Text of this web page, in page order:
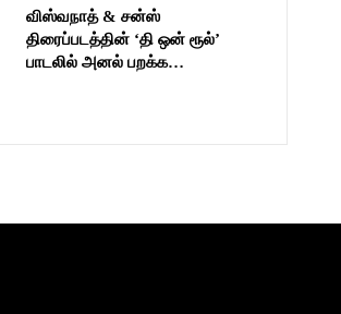
விஸ்வநாத் & சன்ஸ்
திரைப்படத்தின் ‘தி ஒன் ரூல்’
பாடலில் அனல் பறக்க…